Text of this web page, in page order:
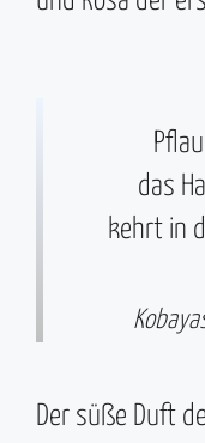
das
kehrt in
Der süße Duft